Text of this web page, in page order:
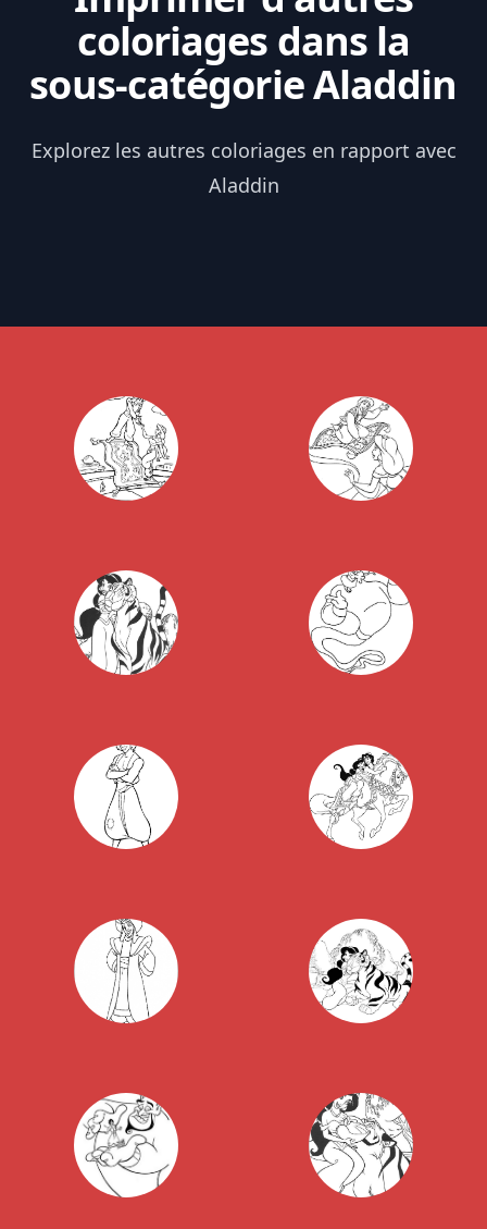
coloriages dans la
sous-catégorie Aladdin
Explorez les autres coloriages en rapport avec
Aladdin